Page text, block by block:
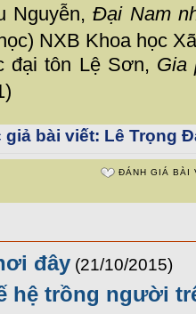
Nguyễn,Đại Nam
NXB Khoa học
đại tôn Lệ Sơn, Gia
giả bài viết: Lê Trọng
ĐÁNH GIÁ BÀI
đây (21/10/2015)
hệ trồng người